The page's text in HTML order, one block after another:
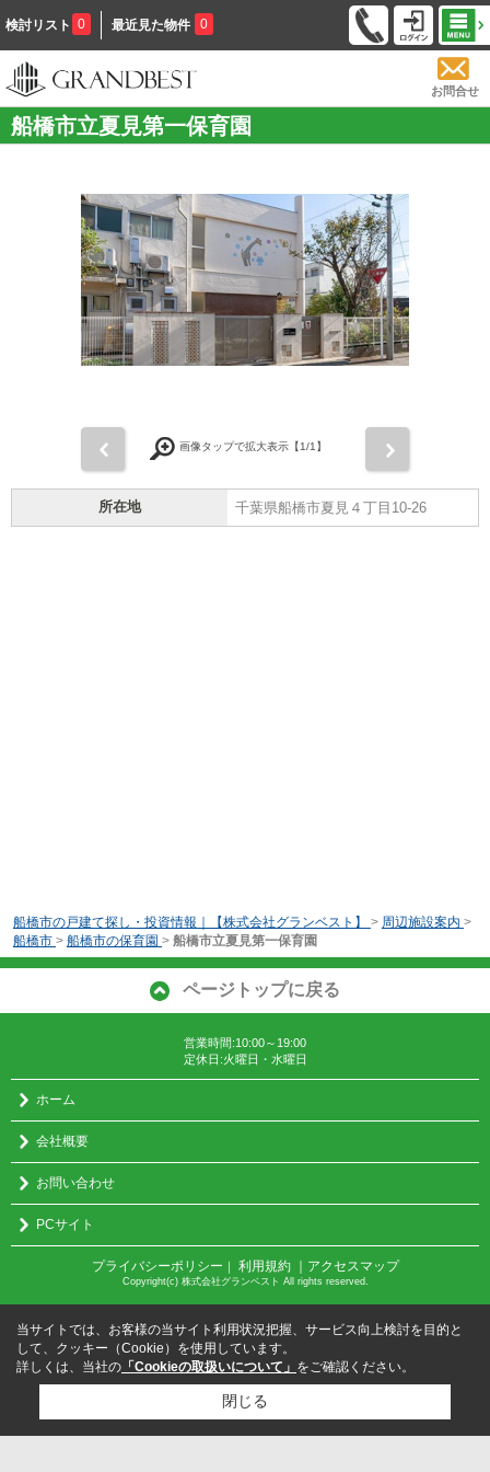
検討リスト 0 最近見た物件 0
お問合せ
船橋市立夏見第一保育園
画像タップで拡大表示【1/1】
所在地 千葉県船橋市夏見４丁目10-26
船橋市の戸建て探し・投資情報｜【株式会社グランベスト】 > 周辺施設案内 >
船橋市 > 船橋市の保育園 > 船橋市立夏見第一保育園
ページトップに戻る
営業時間:10:00～19:00
定休日:火曜日・水曜日
ホーム
会社概要
お問い合わせ
PCサイト
プライバシーポリシー ｜ 利用規約 ｜アクセスマップ
Copyright(c) 株式会社グランベスト All rights reserved.
当サイトでは、お客様の当サイト利用状況把握、サービス向上検討を目的と
して、クッキー（Cookie）を使用しています。
詳しくは、当社の 「Cookieの取扱いについて」 をご確認ください。
閉じる